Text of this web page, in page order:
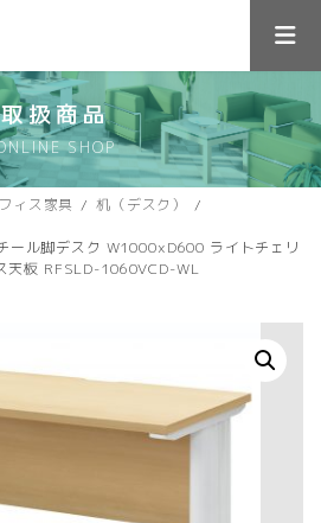
取扱商品
SHOP
ィス家具
机（デスク）
ール脚デスク W1000xD600 ライトチェリ
天板 RFSLD-1060VCD-WL